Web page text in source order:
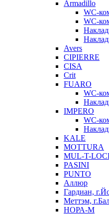
Armadillo
WC-
WC-
Avers
CIPIERRE
CISA
Crit
FUARO
WC-
IMPERO
WC-
KALE
MOTTURA
MUL-T-
PASINI
PUNTO
Аллюр
Гардиан,
Меттэм,
НОРА-М